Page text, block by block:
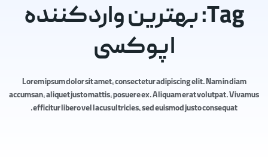
Tag: بهترین واردکننده
اپوکسی
Lorem ipsum dolor sit amet, consectetur adipiscing elit. Nam in diam
accumsan, aliquet justo mattis, posuere ex. Aliquam erat volutpat. Vivamus
efficitur libero vel lacus ultricies, sed euismod justo consequat.